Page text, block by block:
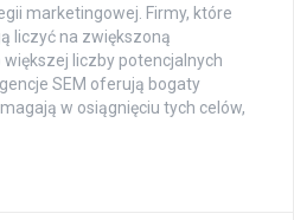
marketingowej. Firmy, które
liczyć na zwiększoną
liczby potencjalnych
SEM oferują bogaty
w osiągnięciu tych celów,